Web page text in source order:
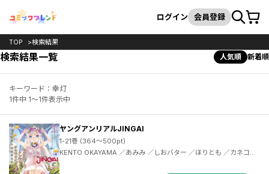
検索
ログイン 会員登録カート
TOP 検索結果
検索結果一覧 人気順 新着順
キーワード：幸灯
1件中 1～1件表示中
ヤングアンリアルJINGAI
1-21巻 (364～500pt)
KENTO OKAYAMA ／あみみ ／しおバター ／ほりとも ／カネコナオヤ ／まさma ／丸井シロ ／KENTO OKAYAMA ／usachanGET ／溝鼠ギャン ／てるを ／あまがえる ／あみみ ／木材石材 ／おきつぐ ／あんのあーの ／うまくち醤油 ／羅ぶい ／溝鼠ギャ ／まさma ／くりから ／白金宵 ／こぐまのジョーイ ／KENTOOKAYAMA ／ゐおり ／こーやふ ／幸灯 ／ぜいよん ／ねこめたる ／れいなま ／らくじん ／KENTO OKAYAMA ／ディメトロ ／ヤマアラシ ／丸井シロ ／まさma ／溝鼠ギャン ／内藤キララ ／鱈 ／梅原うめ